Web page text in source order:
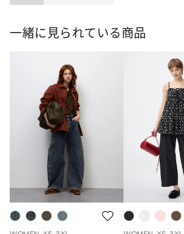
一緒に見られている商品